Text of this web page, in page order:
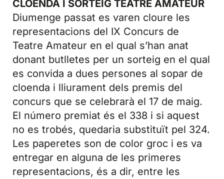
CLOENDA I SORTEIG TEATRE AMATEUR
Diumenge passat es varen cloure les
representacions del IX Concurs de
Teatre Amateur en el qual s’han anat
donant butlletes per un sorteig en el qual
es convida a dues persones al sopar de
cloenda i lliurament dels premis del
concurs que se celebrarà el 17 de maig.
El número premiat és el 338 i si aquest
no es trobés, quedaria substituït pel 324.
Les paperetes son de color groc i es va
entregar en alguna de les primeres
representacions, és a dir, entre les